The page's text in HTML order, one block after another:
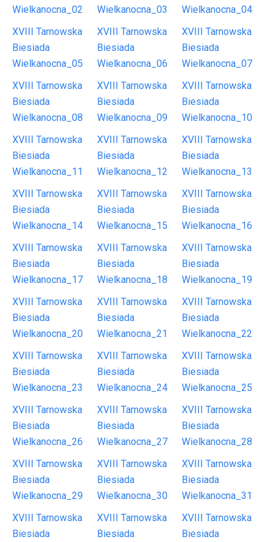
Wielkanocna_02
Wielkanocna_03
Wielkanocna_04
XVIII Tarnowska
Biesiada
Wielkanocna_05
XVIII Tarnowska
Biesiada
Wielkanocna_06
XVIII Tarnowska
Biesiada
Wielkanocna_07
XVIII Tarnowska
Biesiada
Wielkanocna_08
XVIII Tarnowska
Biesiada
Wielkanocna_09
XVIII Tarnowska
Biesiada
Wielkanocna_10
XVIII Tarnowska
Biesiada
Wielkanocna_11
XVIII Tarnowska
Biesiada
Wielkanocna_12
XVIII Tarnowska
Biesiada
Wielkanocna_13
XVIII Tarnowska
Biesiada
Wielkanocna_14
XVIII Tarnowska
Biesiada
Wielkanocna_15
XVIII Tarnowska
Biesiada
Wielkanocna_16
XVIII Tarnowska
Biesiada
Wielkanocna_17
XVIII Tarnowska
Biesiada
Wielkanocna_18
XVIII Tarnowska
Biesiada
Wielkanocna_19
XVIII Tarnowska
Biesiada
Wielkanocna_20
XVIII Tarnowska
Biesiada
Wielkanocna_21
XVIII Tarnowska
Biesiada
Wielkanocna_22
XVIII Tarnowska
Biesiada
Wielkanocna_23
XVIII Tarnowska
Biesiada
Wielkanocna_24
XVIII Tarnowska
Biesiada
Wielkanocna_25
XVIII Tarnowska
Biesiada
Wielkanocna_26
XVIII Tarnowska
Biesiada
Wielkanocna_27
XVIII Tarnowska
Biesiada
Wielkanocna_28
XVIII Tarnowska
Biesiada
Wielkanocna_29
XVIII Tarnowska
Biesiada
Wielkanocna_30
XVIII Tarnowska
Biesiada
Wielkanocna_31
XVIII Tarnowska
Biesiada
XVIII Tarnowska
Biesiada
XVIII Tarnowska
Biesiada